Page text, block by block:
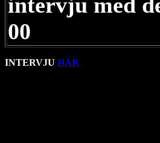
00
INTERVJU HÄR